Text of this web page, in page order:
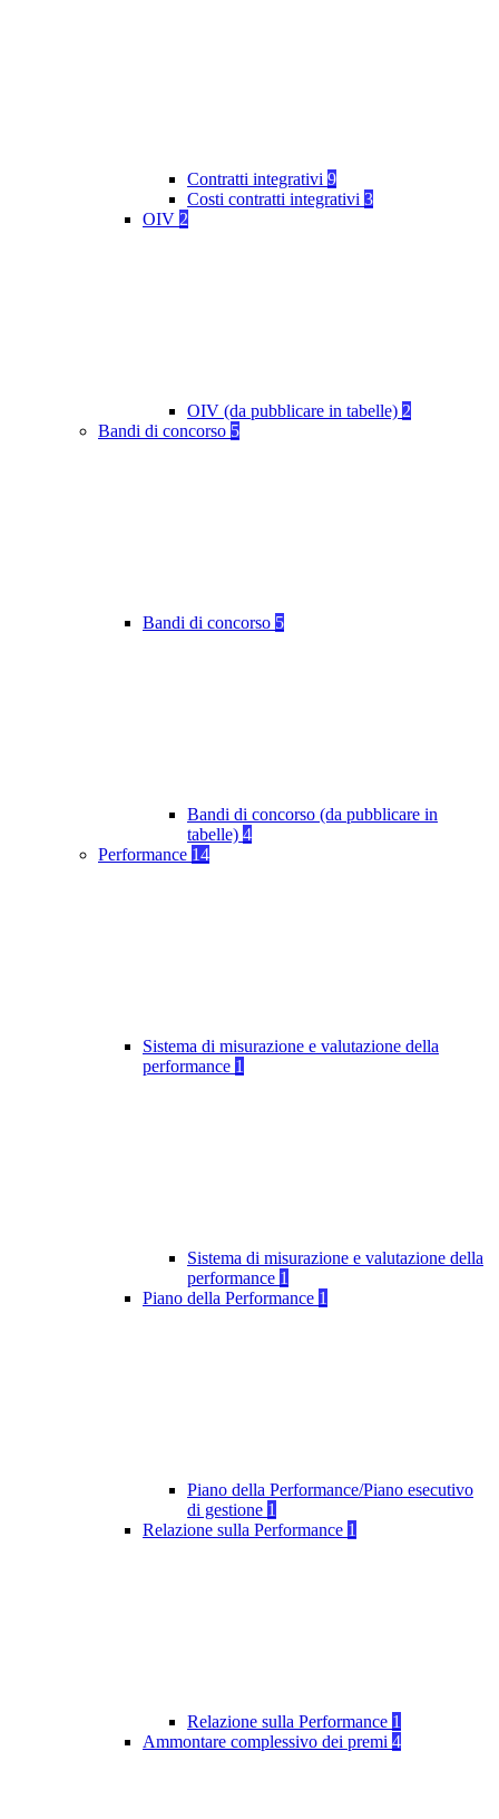
Contratti integrativi 9
Costi contratti integrativi 3
OIV 2
OIV (da pubblicare in tabelle) 2
Bandi di concorso 5
Bandi di concorso 5
Bandi di concorso (da pubblicare in
tabelle) 4
Performance 14
Sistema di misurazione e valutazione della
performance 1
Sistema di misurazione e valutazione della
performance 1
Piano della Performance 1
Piano della Performance/Piano esecutivo
di gestione 1
Relazione sulla Performance 1
Relazione sulla Performance 1
Ammontare complessivo dei premi 4